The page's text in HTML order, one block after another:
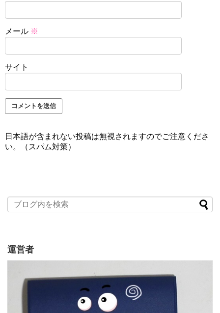
メール ※
サイト
日本語が含まれない投稿は無視されますのでご注意くださ
い。（スパム対策）
運営者